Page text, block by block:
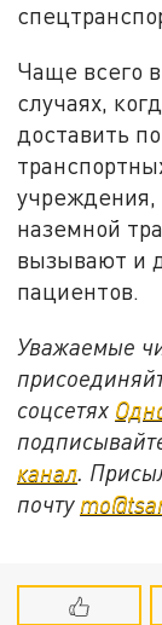
Чаще всего
случаях,
доставить
учреждения,
наземной
вызывают и
пациентов.
Уважаемые
соцсетях
канал.
почту